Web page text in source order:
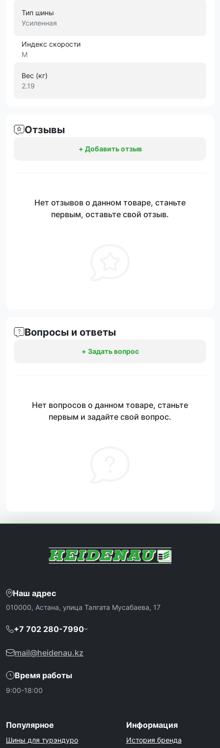
Тип шины
Усиленная
Индекс скорости
M
Вес (кг)
2.19
Отзывы
+ Добавить отзыв
Нет отзывов о данном товаре, станьте
первым, оставьте свой отзыв.
Вопросы и ответы
+ Задать вопрос
Нет вопросов о данном товаре, станьте
первым и задайте свой вопрос.
Наш адрес
010000, Астана, улица Талгата Мусабаева, 17
+7 702 280-7990
mail@heidenau.kz
Время работы
9:00-18:00
Популярное
Шины для турэндуро
Информация
История бренда